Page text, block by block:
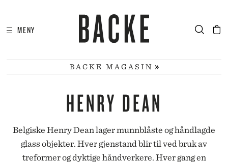
MENY
BACKE MAGASIN
HENRY DEAN
Belgiske Henry Dean lager munnblåste og håndlagde
glass objekter. Hver gjenstand blir til ved bruk av
treformer og dyktige håndverkere. Hver gang en